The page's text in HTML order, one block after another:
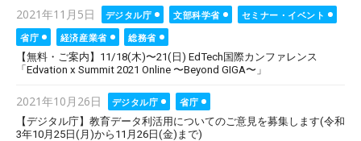
Posted
on
2021年11月5日 デジタル庁 文部科学省
セミナー・イベント
省庁
経済産業省
総務省
【無料・ご案内】11/18(木)〜21(日) EdTech国際カンファレンス
「Edvation x Summit 2021 Online 〜Beyond GIGA〜」
Posted
on
2021年10月26日 デジタル庁
省庁
【デジタル庁】教育データ利活用についてのご意見を募集します(令和
3年10月25日(月)から11月26日(金)まで)